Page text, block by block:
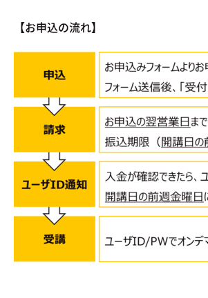
【お申込の流れ】